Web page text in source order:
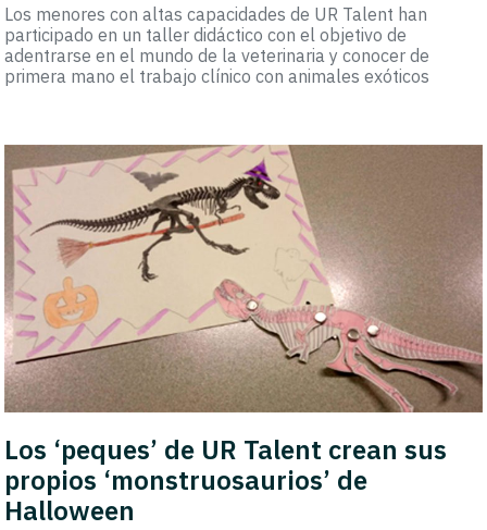
Los menores con altas capacidades de UR Talent han
participado en un taller didáctico con el objetivo de
adentrarse en el mundo de la veterinaria y conocer de
primera mano el trabajo clínico con animales exóticos
Los ‘peques’ de UR Talent crean sus
propios ‘monstruosaurios’ de
Halloween